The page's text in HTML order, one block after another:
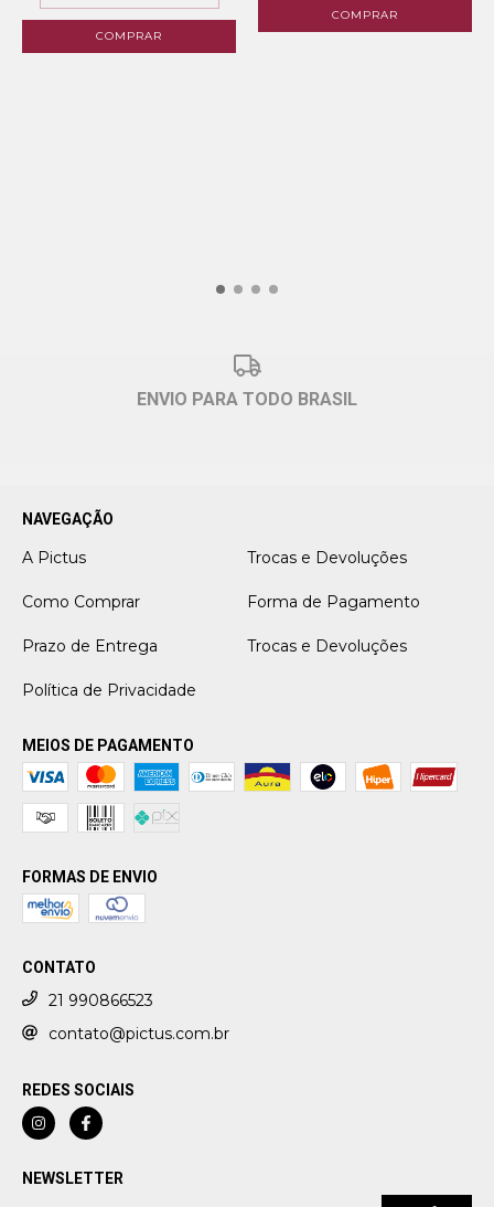
COMPRAR
COMPRAR
ENVIO PARA TODO BRASIL
NAVEGAÇÃO
A Pictus Trocas e Devoluções
Como Comprar Forma de Pagamento
Prazo de Entrega Trocas e Devoluções
Política de Privacidade
MEIOS DE PAGAMENTO
FORMAS DE ENVIO
CONTATO
21 990866523
contato@pictus.com.br
REDES SOCIAIS
NEWSLETTER